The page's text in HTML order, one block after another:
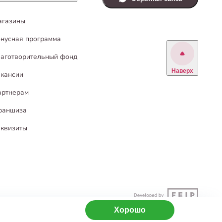
программа
фонд
Наверх
Хорошо